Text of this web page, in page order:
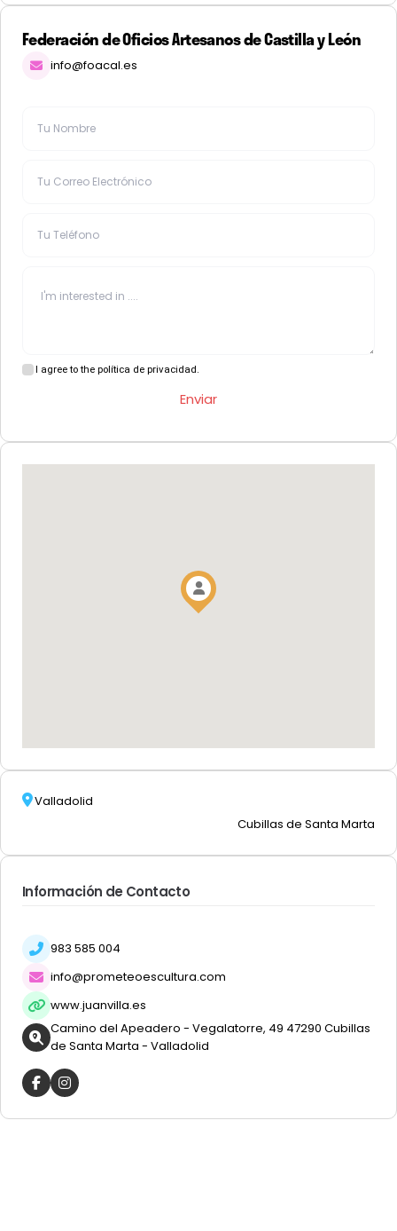
Federación de Oficios Artesanos de Castilla y León
info@foacal.es
I agree to the política de privacidad.
Enviar
Valladolid
Cubillas de Santa Marta
Información de Contacto
983 585 004
info@prometeoescultura.com
www.juanvilla.es
Camino del Apeadero - Vegalatorre, 49 47290 Cubillas
de Santa Marta - Valladolid